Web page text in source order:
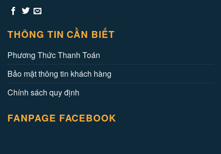
THÔNG TIN CẦN BIẾT
Phương Thức Thanh Toán
Bảo mật thông tin khách hàng
Chính sách quy định
FANPAGE FACEBOOK